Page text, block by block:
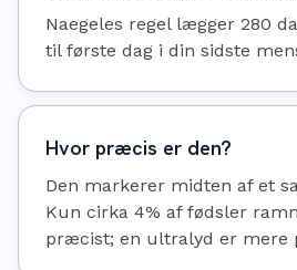
Naegeles regel lægger 280
til første dag i din sidste
Hvor præcis er den?
Den markerer midten af et
Kun cirka 4% af fødsler
præcist; en ultralyd er mere